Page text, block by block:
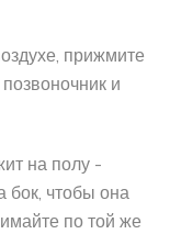
прижмите
и
на полу -
бок, чтобы она
по той же